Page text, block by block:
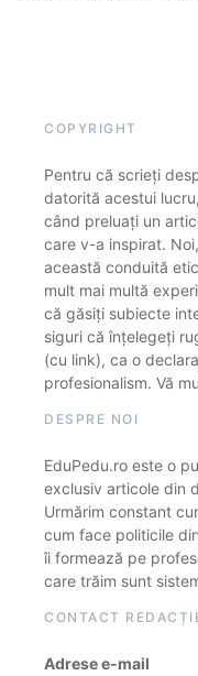
COPYRIGHT
Pentru că scrieți
datorită acestui
când preluați un
care v-a inspirat.
această conduită
mult mai multă
că găsiți subiecte
siguri că înțelegeți
(cu link), ca o
profesionalism. Vă
DESPRE NOI
EduPedu.ro este o
exclusiv articole din
Urmărim constant
cum face politicile
îi formează pe
care trăim sunt
CONTACT
Adrese e-mail